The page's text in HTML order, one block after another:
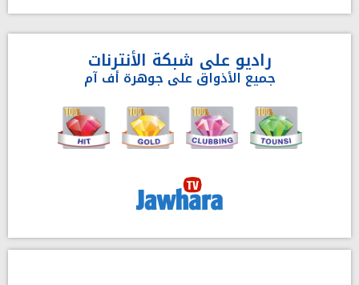
راديو على شبكة الأنترنات
جميع الأذواق على جوهرة أف آم